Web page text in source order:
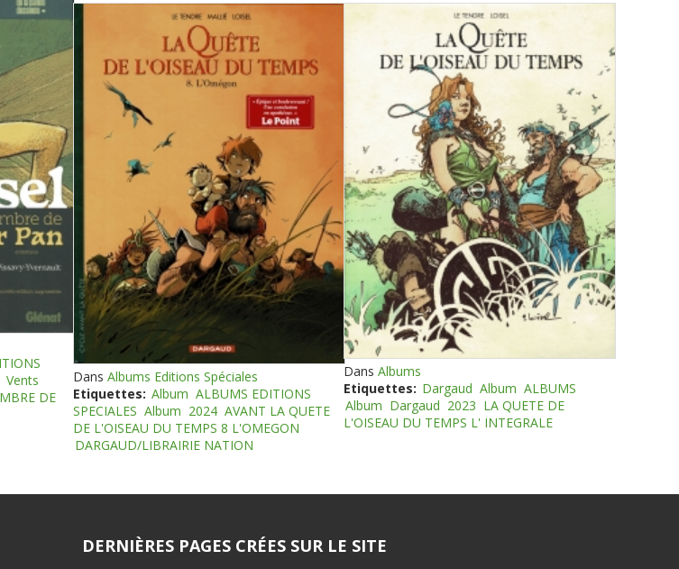
Vents
DE
Dans Albums Editions Spéciales
Etiquettes: Album ALBUMS EDITIONS
SPECIALES Album 2024 AVANT LA QUETE
DE L'OISEAU DU TEMPS 8 L'OMEGON
DARGAUD/LIBRAIRIE NATION
Dans Albums
Etiquettes: Dargaud Album ALBUMS
Album Dargaud 2023 LA QUETE DE
L'OISEAU DU TEMPS L' INTEGRALE
DERNIÈRES PAGES CRÉES SUR LE SITE